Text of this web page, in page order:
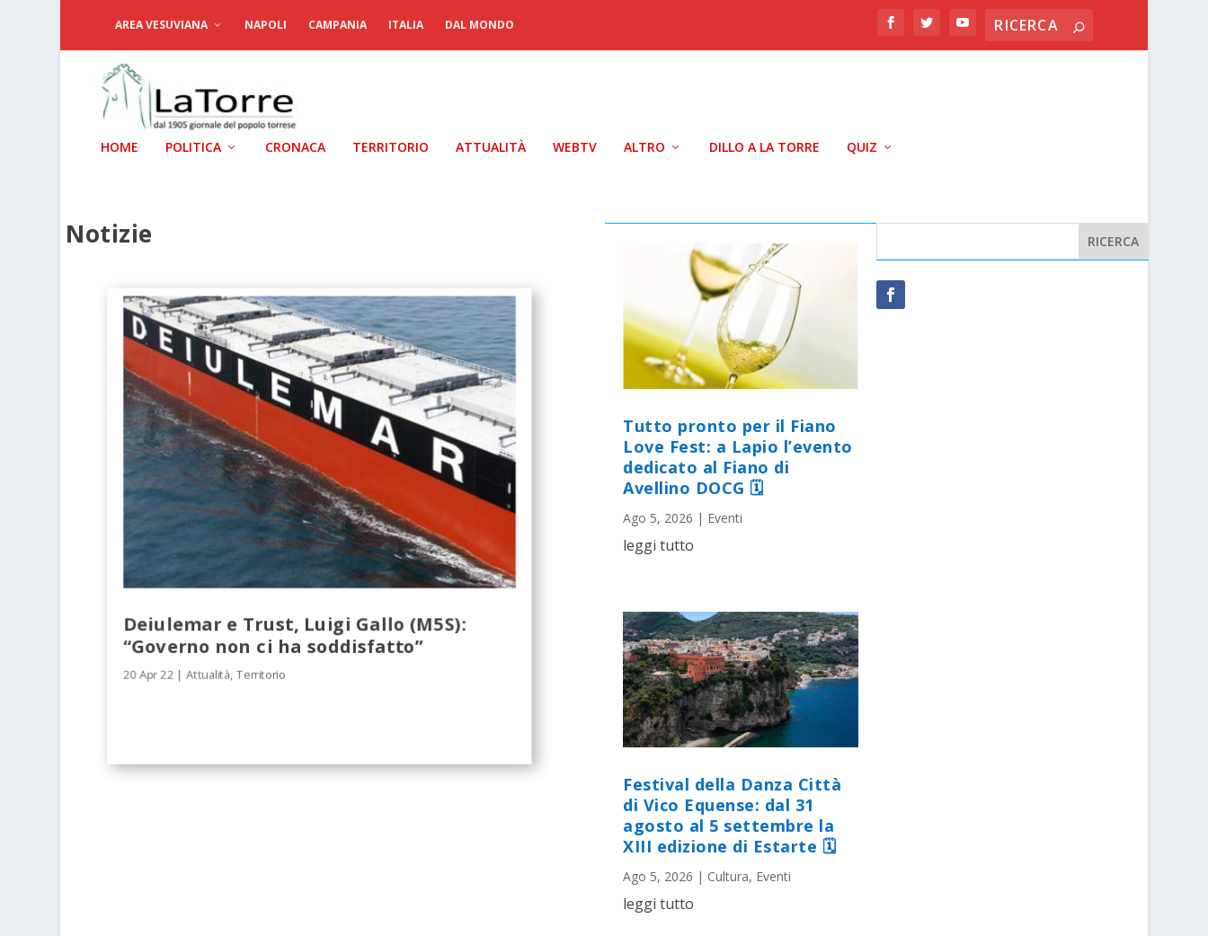
AREA VESUVIANA NAPOLI CAMPANIA ITALIA DAL MONDO
HOME POLITICA CRONACA TERRITORIO ATTUALITÀ WEBTV ALTRO DILLO A LA TORRE QUIZ
Notizie
Deiulemar e Trust, Luigi Gallo (M5S):
“Governo non ci ha soddisfatto”
20 Apr 22 |Attualità,Territorio
Tutto pronto per il Fiano
Love Fest: a Lapio l’evento
dedicato al Fiano di
Avellino DOCG 🗓
Ago 5, 2026 | Eventi
leggi tutto
Festival della Danza Città
di Vico Equense: dal 31
agosto al 5 settembre la
XIII edizione di Estarte 🗓
Ago 5, 2026 | Cultura, Eventi
leggi tutto